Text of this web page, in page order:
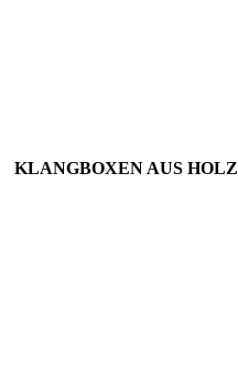
KLANGBOXEN AUS HOLZ